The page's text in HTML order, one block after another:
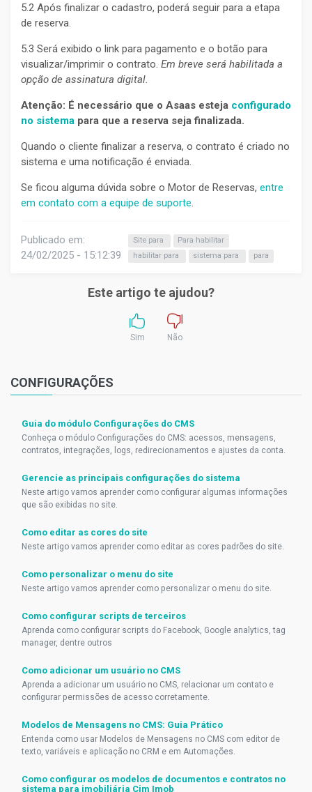
5.2 Após finalizar o cadastro, poderá seguir para a etapa
de reserva.
5.3 Será exibido o link para pagamento e o botão para
visualizar/imprimir o contrato. Em breve será habilitada a
opção de assinatura digital.
Atenção: É necessário que o Asaas esteja configurado
no sistema para que a reserva seja finalizada.
Quando o cliente finalizar a reserva, o contrato é criado no
sistema e uma notificação é enviada.
Se ficou alguma dúvida sobre o Motor de Reservas, entre
em contato com a equipe de suporte.
Publicado em:
24/02/2025 - 15:12:39
Site para
Para habilitar
habilitar para
sistema para para
Este artigo te ajudou?
Sim Não
CONFIGURAÇÕES
Guia do módulo Configurações do CMS
Conheça o módulo Configurações do CMS: acessos, mensagens,
contratos, integrações, logs, redirecionamentos e ajustes da conta.
Gerencie as principais configurações do sistema
Neste artigo vamos aprender como configurar algumas informações
que são exibidas no site.
Como editar as cores do site
Neste artigo vamos aprender como editar as cores padrões do site.
Como personalizar o menu do site
Neste artigo vamos aprender como personalizar o menu do site.
Como configurar scripts de terceiros
Aprenda como configurar scripts do Facebook, Google analytics, tag
manager, dentre outros
Como adicionar um usuário no CMS
Aprenda a adicionar um usuário no CMS, relacionar um contato e
configurar permissões de acesso corretamente.
Modelos de Mensagens no CMS: Guia Prático
Entenda como usar Modelos de Mensagens no CMS com editor de
texto, variáveis e aplicação no CRM e em Automações.
Como configurar os modelos de documentos e contratos no
sistema para imobiliária Cim Imob